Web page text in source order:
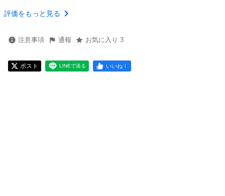
評価をもっと見る
注意事項 通報 お気に入り 3
ポスト LINEで送る いいね！